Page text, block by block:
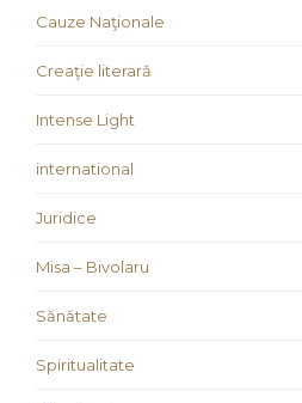
Cauze Naţionale
Creaţie literară
Intense Light
international
Juridice
Misa – Bivolaru
Sănătate
Spiritualitate